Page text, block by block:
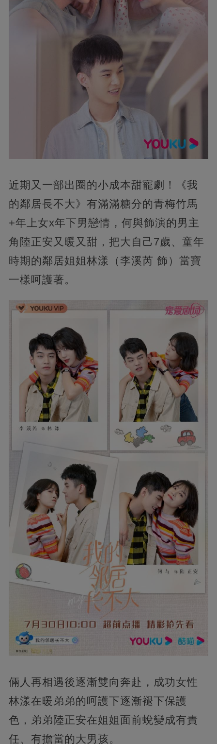
近期又一部出圈的小成本甜寵劇！《我
的鄰居長不大》有滿滿糖分的青梅竹馬
+年上女x年下男戀情，何與飾演的男主
角陸正安又暖又甜，把大自己7歲、童年
時期的鄰居姐姐林漾（李溪芮 飾）當寶
一樣呵護著。
倆人再相遇後逐漸雙向奔赴， 成功女性
林漾在暖弟弟的呵護下逐漸褪下保護
色，弟弟陸正安在姐姐面前蛻變成有責
任、有擔當的大男孩。